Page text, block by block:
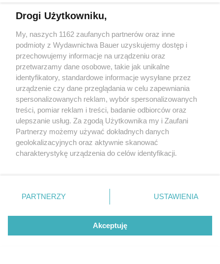
Drogi Użytkowniku,
My, naszych 1162 zaufanych partnerów oraz inne
podmioty z Wydawnictwa Bauer uzyskujemy dostęp i
przechowujemy informacje na urządzeniu oraz
przetwarzamy dane osobowe, takie jak unikalne
identyfikatory, standardowe informacje wysyłane przez
urządzenie czy dane przeglądania w celu zapewniania
spersonalizowanych reklam, wybór spersonalizowanych
treści, pomiar reklam i treści, badanie odbiorców oraz
ulepszanie usług. Za zgodą Użytkownika my i Zaufani
Partnerzy możemy używać dokładnych danych
geolokalizacyjnych oraz aktywnie skanować
charakterystykę urządzenia do celów identyfikacji.
zmienić/wycofać klikając przycisk ustawień prywatności
znajdujący się w lewym dolnym rogu strony
rodzaje przetwarzania danych nie wymagają zgody
użytkownika, ale masz prawo sprzeciwić się takiemu
PARTNERZY USTAWIENIA
Akceptuję